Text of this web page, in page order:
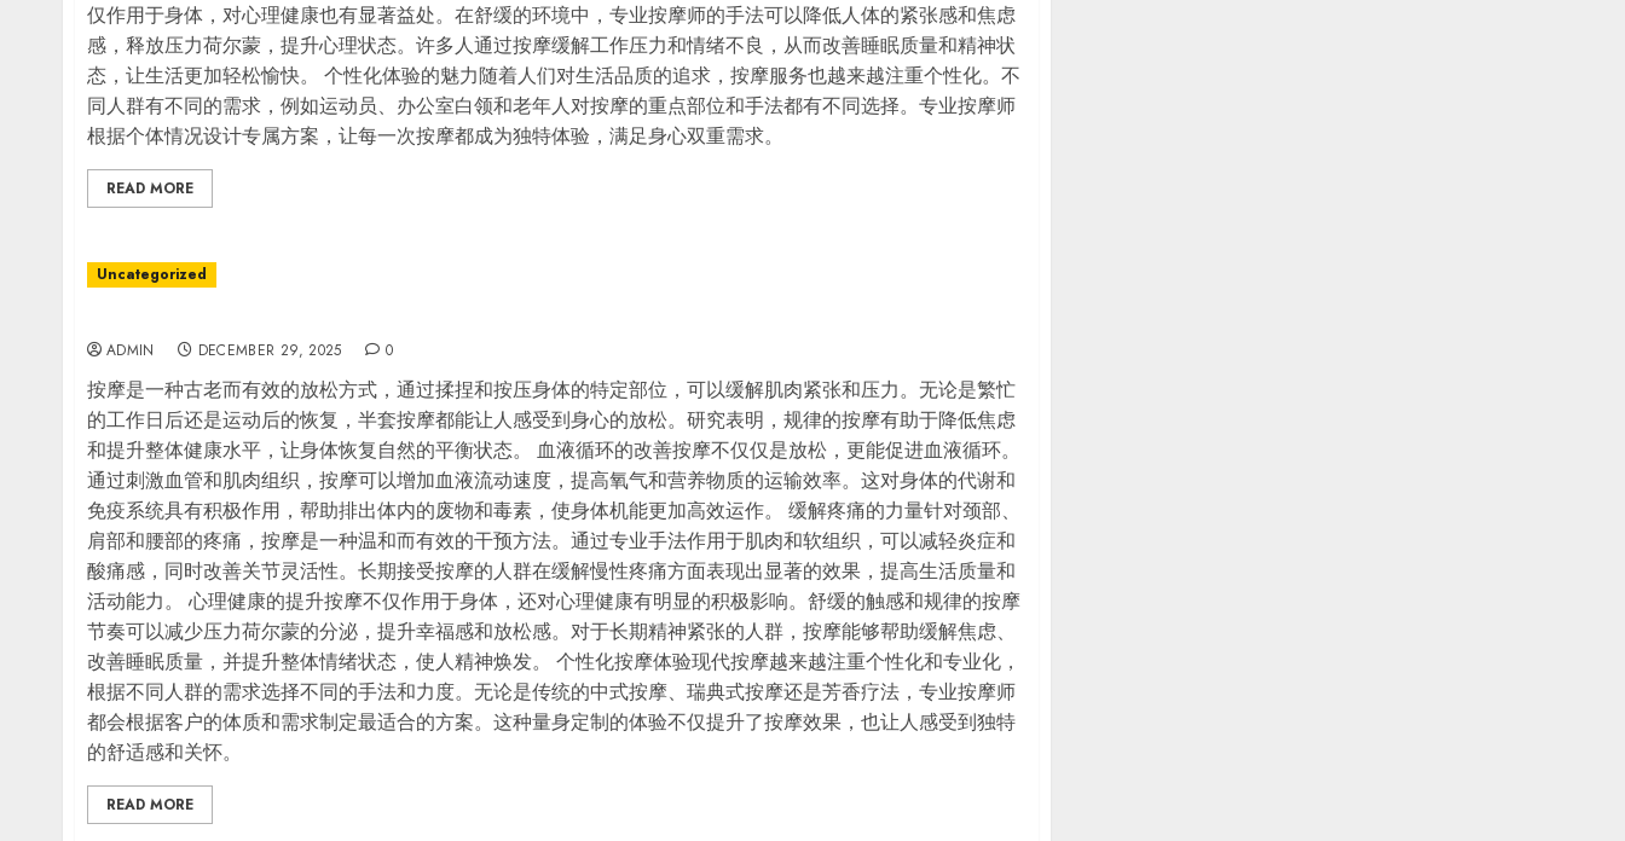
仅作用于身体，对心理健康也有显著益处。在舒缓的环境中，专业按摩师的手法可以降低人体的紧张感和焦虑
感，释放压力荷尔蒙，提升心理状态。许多人通过按摩缓解工作压力和情绪不良，从而改善睡眠质量和精神状
态，让生活更加轻松愉快。 个性化体验的魅力随着人们对生活品质的追求，按摩服务也越来越注重个性化。不
同人群有不同的需求，例如运动员、办公室白领和老年人对按摩的重点部位和手法都有不同选择。专业按摩师
根据个体情况设计专属方案，让每一次按摩都成为独特体验，满足身心双重需求。
READ MORE
Uncategorized
ADMIN DECEMBER 29, 2025 0
按摩是一种古老而有效的放松方式，通过揉捏和按压身体的特定部位，可以缓解肌肉紧张和压力。无论是繁忙
的工作日后还是运动后的恢复，半套按摩都能让人感受到身心的放松。研究表明，规律的按摩有助于降低焦虑
和提升整体健康水平，让身体恢复自然的平衡状态。 血液循环的改善按摩不仅仅是放松，更能促进血液循环。
通过刺激血管和肌肉组织，按摩可以增加血液流动速度，提高氧气和营养物质的运输效率。这对身体的代谢和
免疫系统具有积极作用，帮助排出体内的废物和毒素，使身体机能更加高效运作。 缓解疼痛的力量针对颈部、
肩部和腰部的疼痛，按摩是一种温和而有效的干预方法。通过专业手法作用于肌肉和软组织，可以减轻炎症和
酸痛感，同时改善关节灵活性。长期接受按摩的人群在缓解慢性疼痛方面表现出显著的效果，提高生活质量和
活动能力。 心理健康的提升按摩不仅作用于身体，还对心理健康有明显的积极影响。舒缓的触感和规律的按摩
节奏可以减少压力荷尔蒙的分泌，提升幸福感和放松感。对于长期精神紧张的人群，按摩能够帮助缓解焦虑、
改善睡眠质量，并提升整体情绪状态，使人精神焕发。 个性化按摩体验现代按摩越来越注重个性化和专业化，
根据不同人群的需求选择不同的手法和力度。无论是传统的中式按摩、瑞典式按摩还是芳香疗法，专业按摩师
都会根据客户的体质和需求制定最适合的方案。这种量身定制的体验不仅提升了按摩效果，也让人感受到独特
的舒适感和关怀。
READ MORE